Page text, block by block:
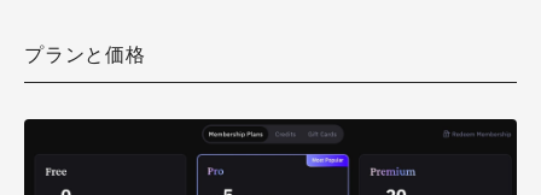
プランと価格